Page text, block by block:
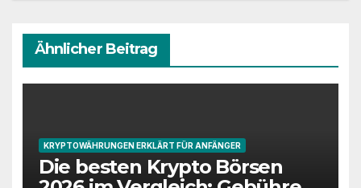
Ähnlicher Beitrag
KRYPTOWÄHRUNGEN ERKLÄRT FÜR ANFÄNGER
Die besten Krypto Börsen